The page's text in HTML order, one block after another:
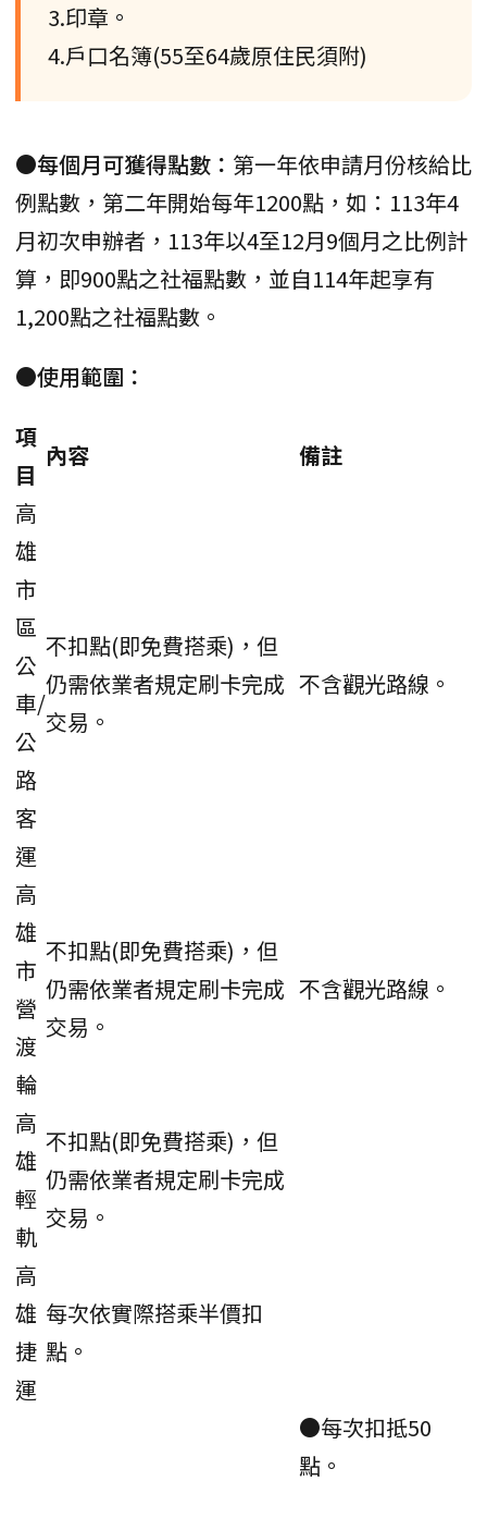
3.印章。
4.戶口名簿(55至64歲原住民須附)
●每個月可獲得點數： 第一年依申請月份核給比
例點數，第二年開始每年1200點，如：113年4
月初次申辦者，113年以4至12月9個月之比例計
算，即900點之社福點數，並自114年起享有
1,200點之社福點數。
●使用範圍：
項
目
內容
備註
高
雄
市
區
公
車/
公
路
客
運
不扣點(即免費搭乘)，但
仍需依業者規定刷卡完成
交易。
不含觀光路線。
高
雄
市
營
渡
輪
不扣點(即免費搭乘)，但
仍需依業者規定刷卡完成
交易。
不含觀光路線。
高
雄
輕
軌
不扣點(即免費搭乘)，但
仍需依業者規定刷卡完成
交易。
高
雄
捷
運
每次依實際搭乘半價扣
點。
●每次扣抵50
點。